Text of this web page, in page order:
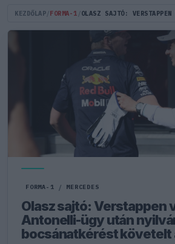
KEZDŐLAP FORMA-1
FORMA-1 / MERCEDES
Olasz sajtó: Verstappen
Antonelli-ügy után
bocsánatkérést követelt